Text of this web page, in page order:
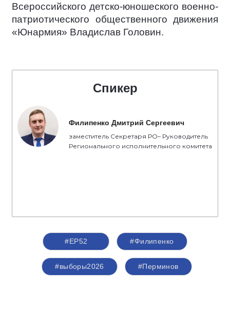
Всероссийского детско-юношеского военно-
патриотического общественного движения
«Юнармия» Владислав Головин.
Спикер
Филипенко Дмитрий Сергеевич
заместитель Секретаря РО– Руководитель
Регионального исполнительного комитета
#ЕР52 #Филипенко
#выборы2026 #Перминов